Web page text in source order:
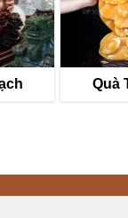
Quà